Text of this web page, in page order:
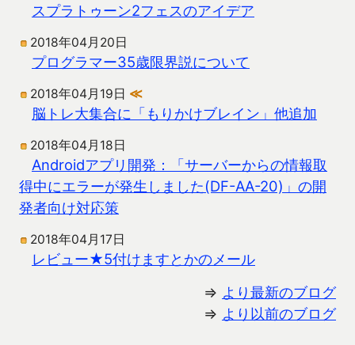
スプラトゥーン2フェスのアイデア
2018年04月20日
プログラマー35歳限界説について
2018年04月19日 ≪
脳トレ大集合に「もりかけブレイン」他追加
2018年04月18日
Androidアプリ開発：「サーバーからの情報取
得中にエラーが発生しました(DF-AA-20)」の開
発者向け対応策
2018年04月17日
レビュー★5付けますとかのメール
⇒ より最新のブログ
⇒ より以前のブログ